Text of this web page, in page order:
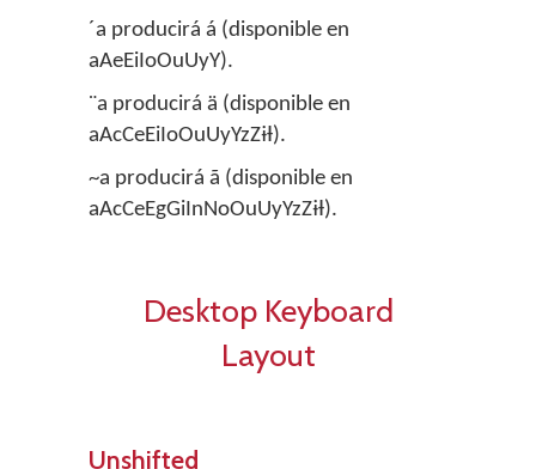
´a producirá á (disponible en
aAeEiIoOuUyY).
¨a producirá ä (disponible en
aAcCeEiIoOuUyYzZɨƗ).
~a producirá ã (disponible en
aAcCeEgGiInNoOuUyYzZɨƗ).
Desktop Keyboard
Layout
Unshifted